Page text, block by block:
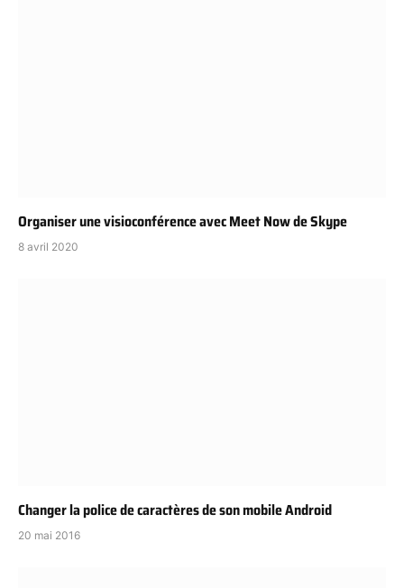
Organiser une visioconférence avec Meet Now de Skype
8 avril 2020
Changer la police de caractères de son mobile Android
20 mai 2016